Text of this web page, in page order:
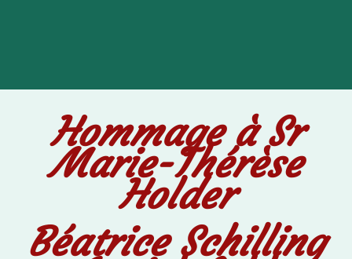
Hommage à Sr
Marie-Thérèse
Holder
Béatrice Schilling